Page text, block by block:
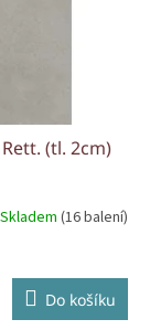
(tl. 2cm)
Skladem (16 balení)
Do košíku